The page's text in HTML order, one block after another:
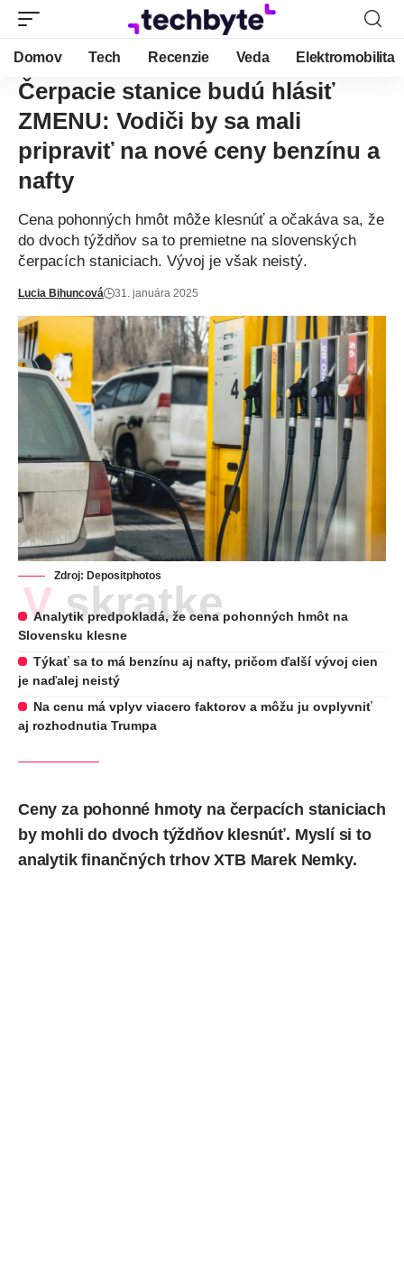
Domov Tech Recenzie Veda Elektromobilita
Čerpacie stanice budú hlásiť
ZMENU: Vodiči by sa mali
pripraviť na nové ceny benzínu a
nafty
Cena pohonných hmôt môže klesnúť a očakáva sa, že
do dvoch týždňov sa to premietne na slovenských
čerpacích staniciach. Vývoj je však neistý.
Lucia Bihuncová 31. januára 2025
Zdroj: Depositphotos
V skratke
Analytik predpokladá, že cena pohonných hmôt na
Slovensku klesne
Týkať sa to má benzínu aj nafty, pričom ďalší vývoj cien
je naďalej neistý
Na cenu má vplyv viacero faktorov a môžu ju ovplyvniť
aj rozhodnutia Trumpa
Ceny za pohonné hmoty na čerpacích staniciach
by mohli do dvoch týždňov klesnúť. Myslí si to
analytik finančných trhov XTB Marek Nemky.